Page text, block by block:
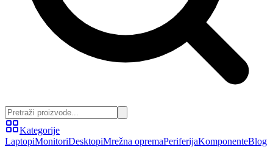
Kategorije
LaptopiMonitoriDesktopiMrežna opremaPeriferijaKomponenteBlog